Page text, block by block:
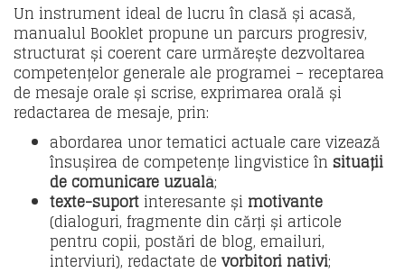
Un instrument ideal de lucru în clasă și acasă,
manualul Booklet propune un parcurs progresiv,
structurat și coerent care urmărește dezvoltarea
competențelor generale ale programei – receptarea
de mesaje orale și scrise, exprimarea orală și
redactarea de mesaje, prin:
abordarea unor tematici actuale care vizează
însușirea de competențe lingvistice în situații
de comunicare uzuală;
texte-suport interesante și motivante
(dialoguri, fragmente din cărți și articole
pentru copii, postări de blog, emailuri,
interviuri), redactate de vorbitori nativi;